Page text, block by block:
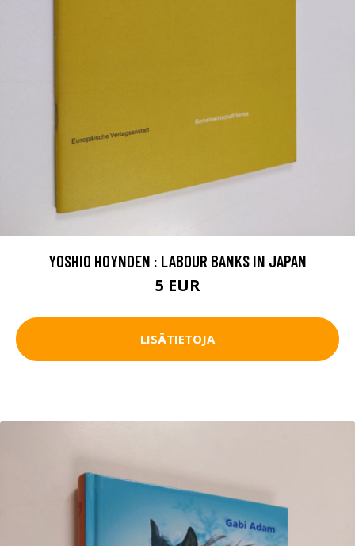
YOSHIO HOYNDEN : LABOUR BANKS IN JAPAN
5 EUR
LISÄTIETOJA